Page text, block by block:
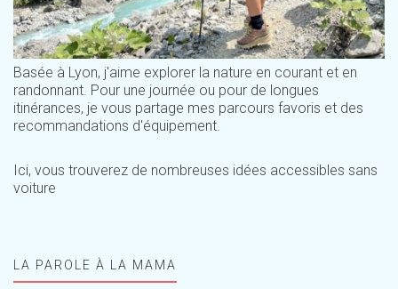
Basée à Lyon, j'aime explorer la nature en courant et en
randonnant. Pour une journée ou pour de longues
itinérances, je vous partage mes parcours favoris et des
recommandations d'équipement.
Ici, vous trouverez de nombreuses idées accessibles sans
voiture
LA PAROLE À LA MAMA